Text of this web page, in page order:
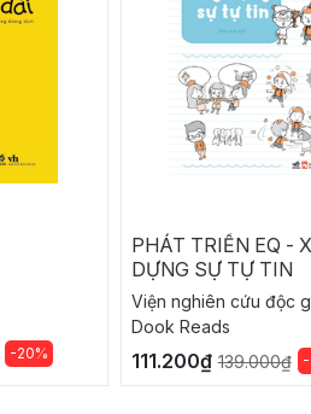
-20%
PHÁT TRIỂN EQ -
DỰNG SỰ TỰ TIN
Viện nghiên cứu độc
Dook Reads
111.200₫ 139.000₫